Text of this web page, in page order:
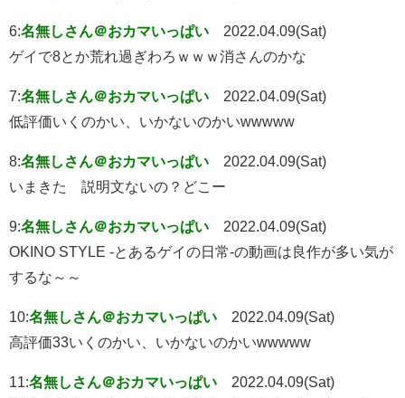
6:名無しさん＠おカマいっぱい
2022.04.09(Sat)
ゲイで8とか荒れ過ぎわろｗｗｗ消さんのかな
7:名無しさん＠おカマいっぱい
2022.04.09(Sat)
低評価いくのかい、いかないのかいwwwww
8:名無しさん＠おカマいっぱい
2022.04.09(Sat)
いまきた 説明文ないの？どこー
9:名無しさん＠おカマいっぱい
2022.04.09(Sat)
OKINO STYLE -とあるゲイの日常-の動画は良作が多い気が
するな～～
10:名無しさん＠おカマいっぱい
2022.04.09(Sat)
高評価33いくのかい、いかないのかいwwwww
11:名無しさん＠おカマいっぱい
2022.04.09(Sat)